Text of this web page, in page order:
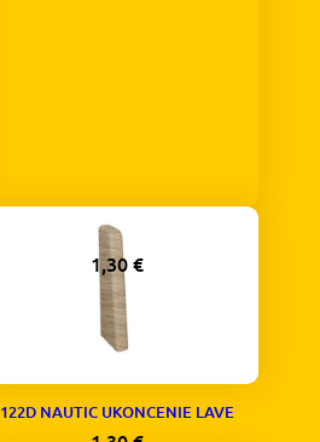
227D NAUTIC UKONCENIE PRAVE
1,30€
122D NAUTIC UKONCENIE LAVE